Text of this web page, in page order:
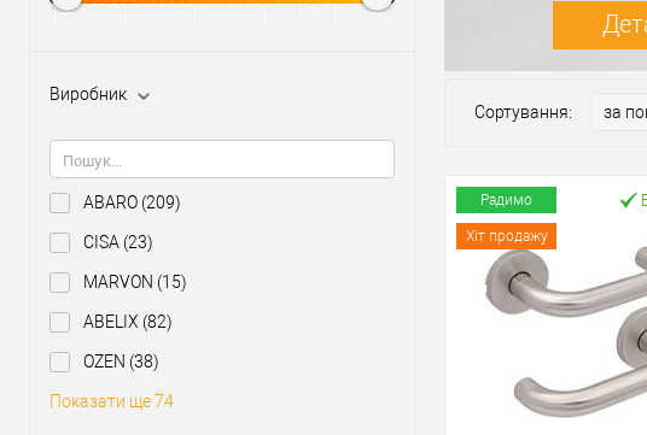
Виробник
ABARO (209)
CISA (23)
MARVON (15)
ABELIX (82)
OZEN (38)
Показати ще 74
Сортування:
Радимо
Хіт продажу